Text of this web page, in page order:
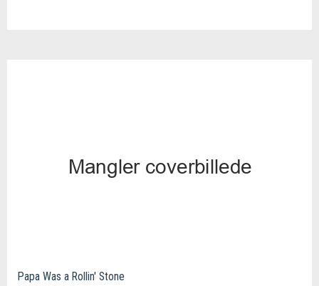
Papa Was a Rollin' Stone